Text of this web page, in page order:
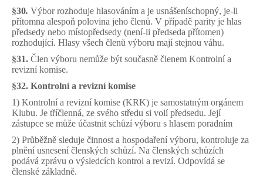
§30. Výbor rozhoduje hlasováním a je usnášeníschopný, je-li
přítomna alespoň polovina jeho členů. V případě parity je hlas
předsedy nebo místopředsedy (není-li předseda přítomen)
rozhodující. Hlasy všech členů výboru mají stejnou váhu.
§31. Člen výboru nemůže být současně členem Kontrolní a
revizní komise.
§32. Kontrolní a revizní komise
1) Kontrolní a revizní komise (KRK) je samostatným orgánem
Klubu. Je tříčlenná, ze svého středu si volí předsedu. Její
zástupce se může účastnit schůzí výboru s hlasem poradním
2) Průběžně sleduje činnost a hospodaření výboru, kontroluje za
plnění usnesení členských schůzí. Na členských schůzích
podává zprávu o výsledcích kontrol a revizí. Odpovídá se
členské základně.